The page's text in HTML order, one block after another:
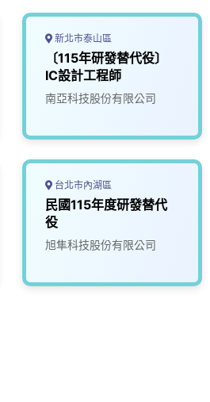
新北市泰山區
〔115年研發替代役〕
IC設計工程師
南亞科技股份有限公司
台北市內湖區
民國115年度研發替代
役
旭隼科技股份有限公司